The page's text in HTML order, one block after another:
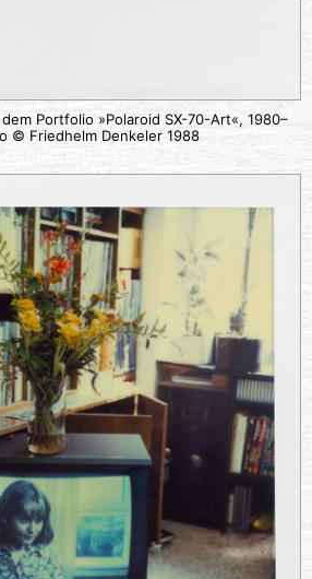
Portfolio »Polaroid SX-70-Art«, 1980–
© Friedhelm Denkeler 1988